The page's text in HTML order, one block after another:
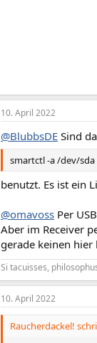
10. April 2022
@BlubbsDE Sind
smartctl -a /dev/sda
benutzt. Es ist ein
@omavoss Per
Aber im Receiver
gerade keinen hier
Si tacuisses,
10. April 2022
Raucherdackel!